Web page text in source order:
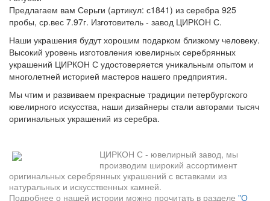
Предлагаем вам Серьги (артикул: с1841) из серебра 925
пробы, ср.вес 7.97г. Изготовитель - завод ЦИРКОН С.
Наши украшения будут хорошим подарком близкому человеку.
Высокий уровень изготовления ювелирных серебрянных
украшений ЦИРКОН С удостоверяется уникальным опытом и
многолетней историей мастеров нашего предприятия.
Мы чтим и развиваем прекрасные традиции петербургского
ювелирного искусства, наши дизайнеры стали авторами тысяч
оригинальных украшений из серебра.
ЦИРКОН С - ювелирный завод, мы
производим широкий ассортимент
оригинальных серебрянных украшений с вставками из
натуральных и искусственных камней.
Подробнее о нашей истории можно прочитать в разделе "О